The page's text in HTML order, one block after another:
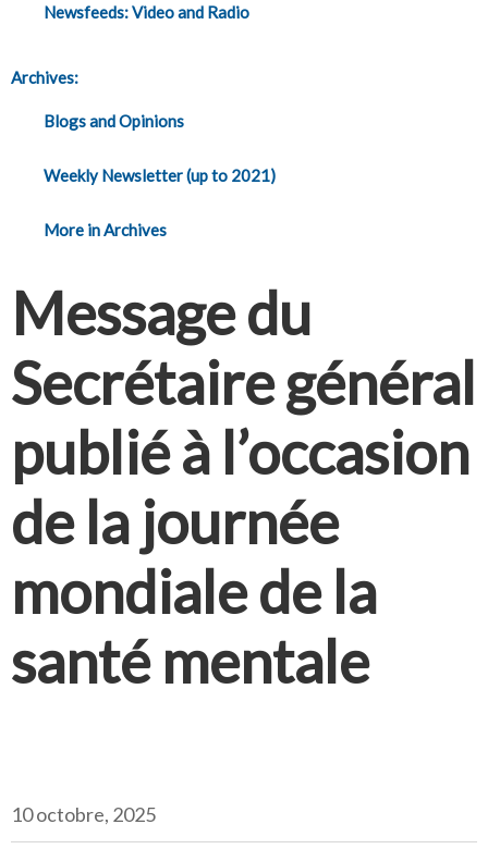
Newsfeeds: Video and Radio
Archives:
Blogs and Opinions
Weekly Newsletter (up to 2021)
More in Archives
Message du
Secrétaire général
publié à l’occasion
de la journée
mondiale de la
santé mentale
10 octobre, 2025